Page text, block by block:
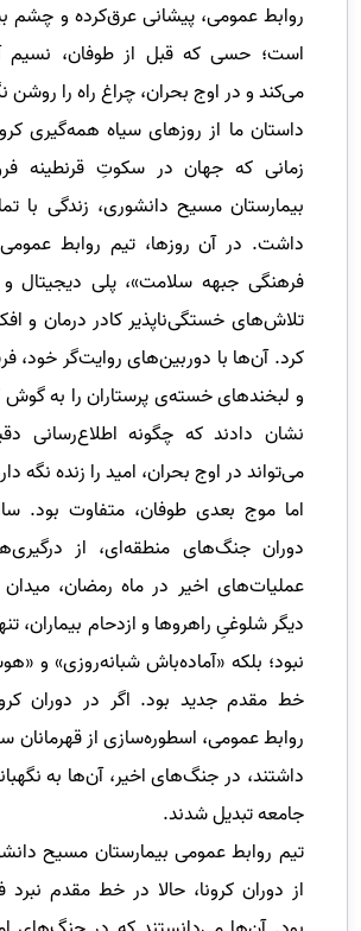
روابط عمومی، پیشانی عرق‌کرده و چشم
است؛ حسی که قبل از طوفان،
می‌کند و در اوج بحران، چراغ راه را روشن
داستان ما از روزهای سیاه همه‌گیری
زمانی که جهان در سکوتِ قرنطینه
بیمارستان مسیح دانشوری، زندگی با
داشت. در آن روزها، تیم روابط
فرهنگی جبهه سلامت»، پلی دیجیتال و
تلاش‌های خستگی‌ناپذیر کادر درمان و
کرد. آن‌ها با دوربین‌های روایت‌گر خود،
و لبخندهای خسته‌ی پرستاران را به گوش
نشان دادند که چگونه اطلاع‌رسانی
می‌تواند در اوج بحران، امید را زنده نگه
اما موج بعدی طوفان، متفاوت بود.
عملیات‌های اخیر در ماه رمضان، میدان
دیگر شلوغیِ راهروها و ازدحام بیماران،
نبود؛ بلکه «آماده‌باش شبانه‌روزی» و
خط مقدم جدید بود. اگر در دوران
روابط عمومی، اسطوره‌سازی از قهرمانان
داشتند، در جنگ‌های اخیر، آن‌ها به
جامعه تبدیل شدند.
تیم روابط عمومی بیمارستان مسیح
از دوران کرونا، حالا در خط مقدم نبرد